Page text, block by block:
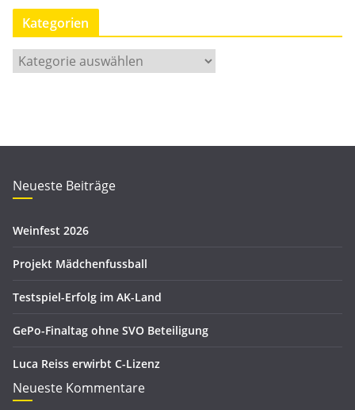
n
t
h
v
Kategorien
a
r
i
n
Neueste Beiträge
Weinfest 2026
Projekt Mädchenfussball
Testspiel-Erfolg im AK-Land
GePo-Finaltag ohne SVO Beteiligung
Luca Reiss erwirbt C-Lizenz
Neueste Kommentare